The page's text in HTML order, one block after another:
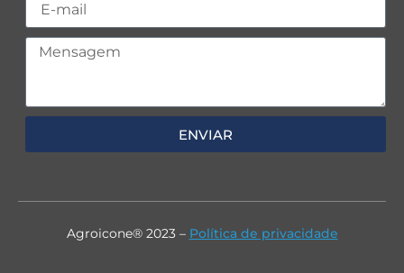
ENVIAR
Agroicone® 2023 – Política de privacidade